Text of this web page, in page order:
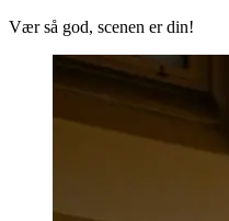
Vær så god, scenen er din!